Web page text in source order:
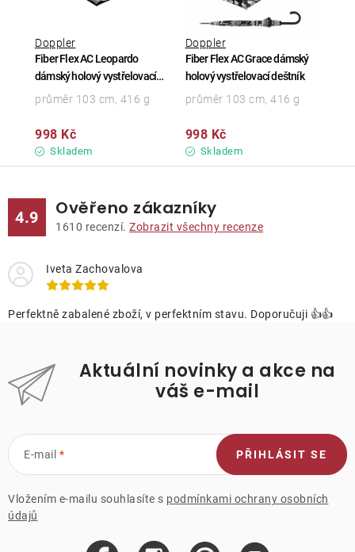
Fiber Flex AC Leopardo
dámský holový vystřelovací
deštník
Doppler
Skladem
998 Kč
průměr 103 cm, 416 g
Fiber Flex AC Grace dámský
holový vystřelovací deštník
Doppler
Skladem
998 Kč
průměr 103 cm, 416 g
4.9 Ověřeno zákazníky
1610 recenzí. Zobrazit všechny recenze
Iveta Zachovalova
Perfektně zabalené zboží, v perfektním stavu. Doporučuji 👍👍
Aktuální novinky a akce na
váš e-mail
E-mail
Vložením e-mailu souhlasíte s podmínkami ochrany osobních
údajů
PŘIHLÁSIT SE